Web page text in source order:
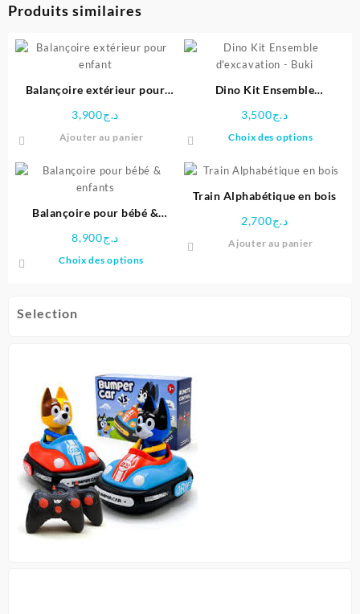
Selection
Produits similaires
Balançoire extérieur pour
د.ج3,900
Ajouter au panier
Dino Kit Ensemble
د.ج3,500
Choix des options
a
Balançoire pour bébé &
د.ج8,900
Choix des options
peuvent
être
choisies
sur
la
page
du
produit
Train Alphabétique en bois
د.ج2,700
Ajouter au panier